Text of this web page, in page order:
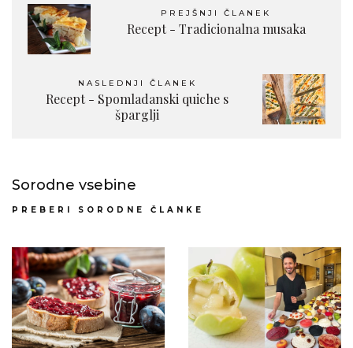
PREJŠNJI ČLANEK
Recept - Tradicionalna musaka
NASLEDNJI ČLANEK
Recept - Spomladanski quiche s
šparglji
Sorodne vsebine
PREBERI SORODNE ČLANKE